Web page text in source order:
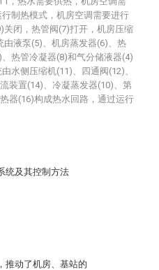
统及其控制方法
推动了机房、基站的
制热模式，机房空调需要进行
关闭，热管阀(7)打开，机房压缩
由液泵(5)、机房蒸发器(6)、热
热管冷凝器(8)和气分储液器(4)
水侧压缩机(11)、四通阀(12)、
装置(14)、冷凝蒸发器(10)、第
器(16)构成热水回路，通过运行